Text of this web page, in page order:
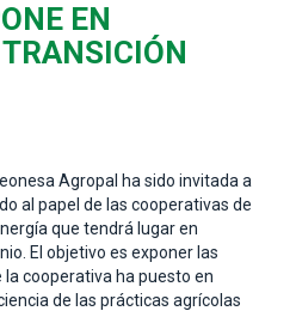
EN
Agropal ha sido invitada a
al papel de las cooperativas de
que tendrá lugar en
El objetivo es exponer las
cooperativa ha puesto en
de las prácticas agrícolas